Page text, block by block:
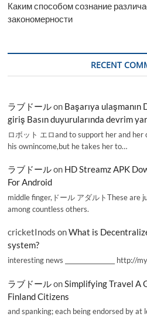
Каким способом сознание
закономерности
RECENT
ラブドールon Başarıya ulaşmanın
giriş Basın duyurularında devrim
ロボット エロand to support her and her
his ownincome,but he takes her to…
ラブドールon HD Streamz APK
For Android
middle finger,ドール アダルトThese are
among countless others.
cricketInods onWhat is
system?
interesting news _________________ http://
ラブドールon Simplifying Travel A
Finland Citizens
and spanking; each being endorsed by